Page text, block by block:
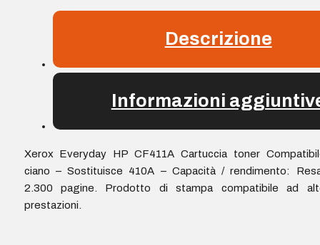
Descrizione
Informazioni
Xerox Everyday HP CF411A Cartuccia toner
ciano – Sostituisce 410A – Capacità / rendimento:
2.300 pagine. Prodotto di stampa compatibile ad
prestazioni.